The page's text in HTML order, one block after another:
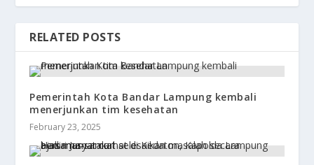
RELATED POSTS
Pemerintah Kota Bandar Lampung kembali
menerjunkan tim kesehatan
February 23, 2025